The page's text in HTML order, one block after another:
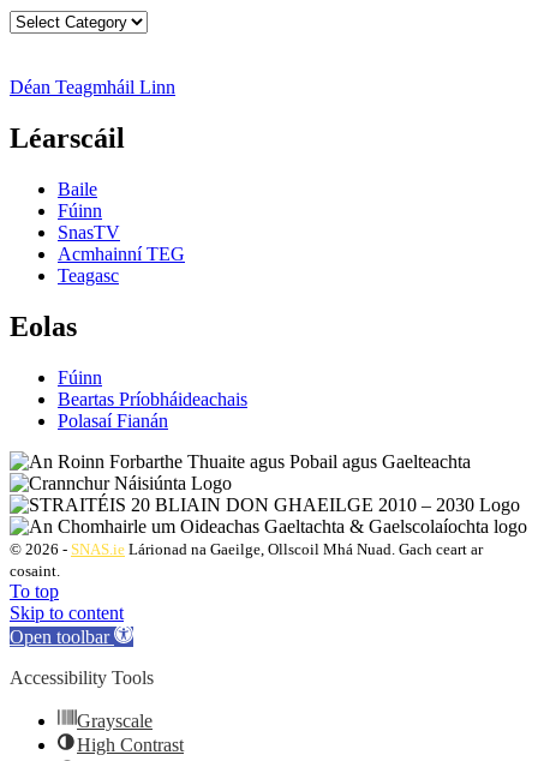
Catagóirí
Déan Teagmháil Linn
Léarscáil
Baile
Fúinn
SnasTV
Acmhainní TEG
Teagasc
Eolas
Fúinn
Beartas Príobháideachais
Polasaí Fianán
© 2026 - SNAS.ie Lárionad na Gaeilge, Ollscoil Mhá Nuad. Gach ceart ar
cosaint.
To top
Skip to content
Open toolbar
Accessibility Tools
Grayscale
High Contrast